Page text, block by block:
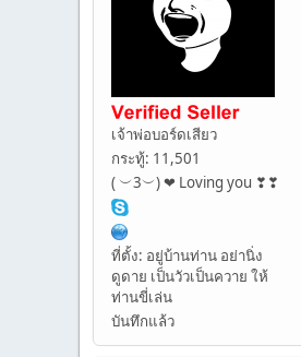
เจ้าพ่อบอร์ดเสียว
กระทู้: 11,501
( ︶3︶) ❤ Loving you ❣❣
ที่ตั้ง: อยู่บ้านท่าน อย่านิ่ง
ดูดาย เป็นวัวเป็นควาย ให้
ท่านขี่เล่น
บันทึกแล้ว